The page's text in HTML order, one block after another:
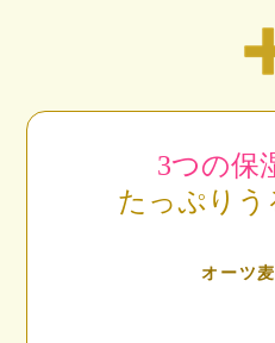
3つの保
たっぷりう
オーツ